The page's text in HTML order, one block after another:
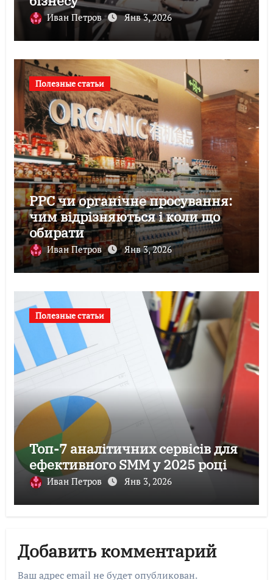
Иван Петров Янв 3, 2026
Полезные статьи
PPC чи органічне просування:
чим відрізняються і коли що
обирати
Иван Петров Янв 3, 2026
Полезные статьи
Топ-7 аналітичних сервісів для
ефективного SMM у 2025 році
Иван Петров Янв 3, 2026
Добавить комментарий
Ваш адрес email не будет опубликован.